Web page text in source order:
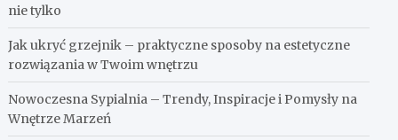
nie tylko
Jak ukryć grzejnik – praktyczne sposoby na estetyczne
rozwiązania w Twoim wnętrzu
Nowoczesna Sypialnia – Trendy, Inspiracje i Pomysły na
Wnętrze Marzeń